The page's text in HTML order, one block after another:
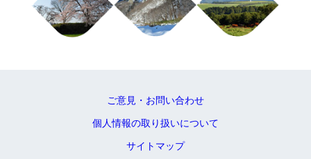
ご意見・お問い合わせ
個人情報の取り扱いについて
サイトマップ